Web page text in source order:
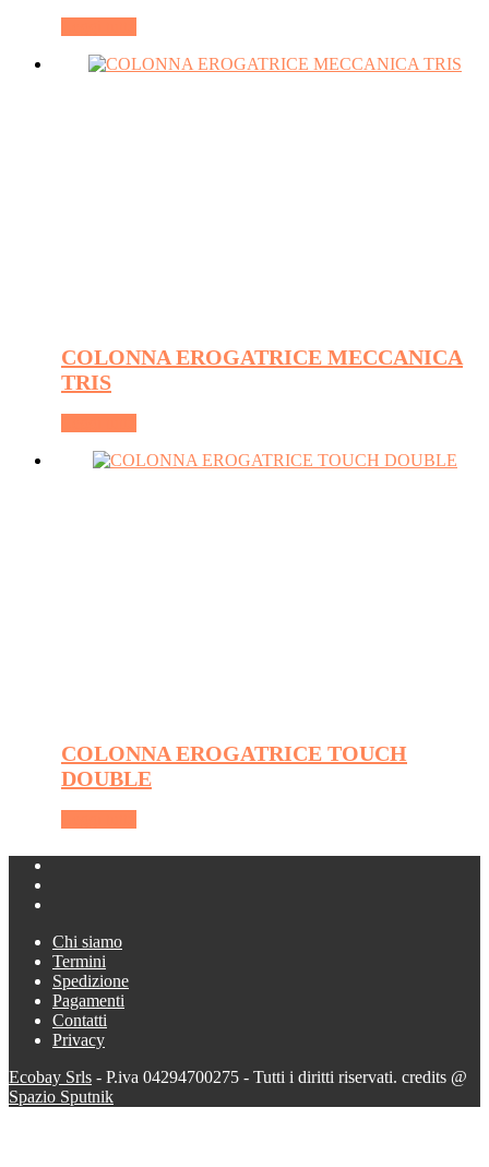
COLONNA EROGATRICE MECCANICA
TRIS
COLONNA EROGATRICE TOUCH
DOUBLE
Chi siamo
Termini
Spedizione
Pagamenti
Contatti
Privacy
Ecobay Srls - P.iva 04294700275 - Tutti i diritti riservati. credits @
Spazio Sputnik